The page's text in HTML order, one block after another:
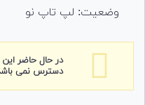
وضعیت: لپ تاپ نو
در حال حاضر
دسترس نمی